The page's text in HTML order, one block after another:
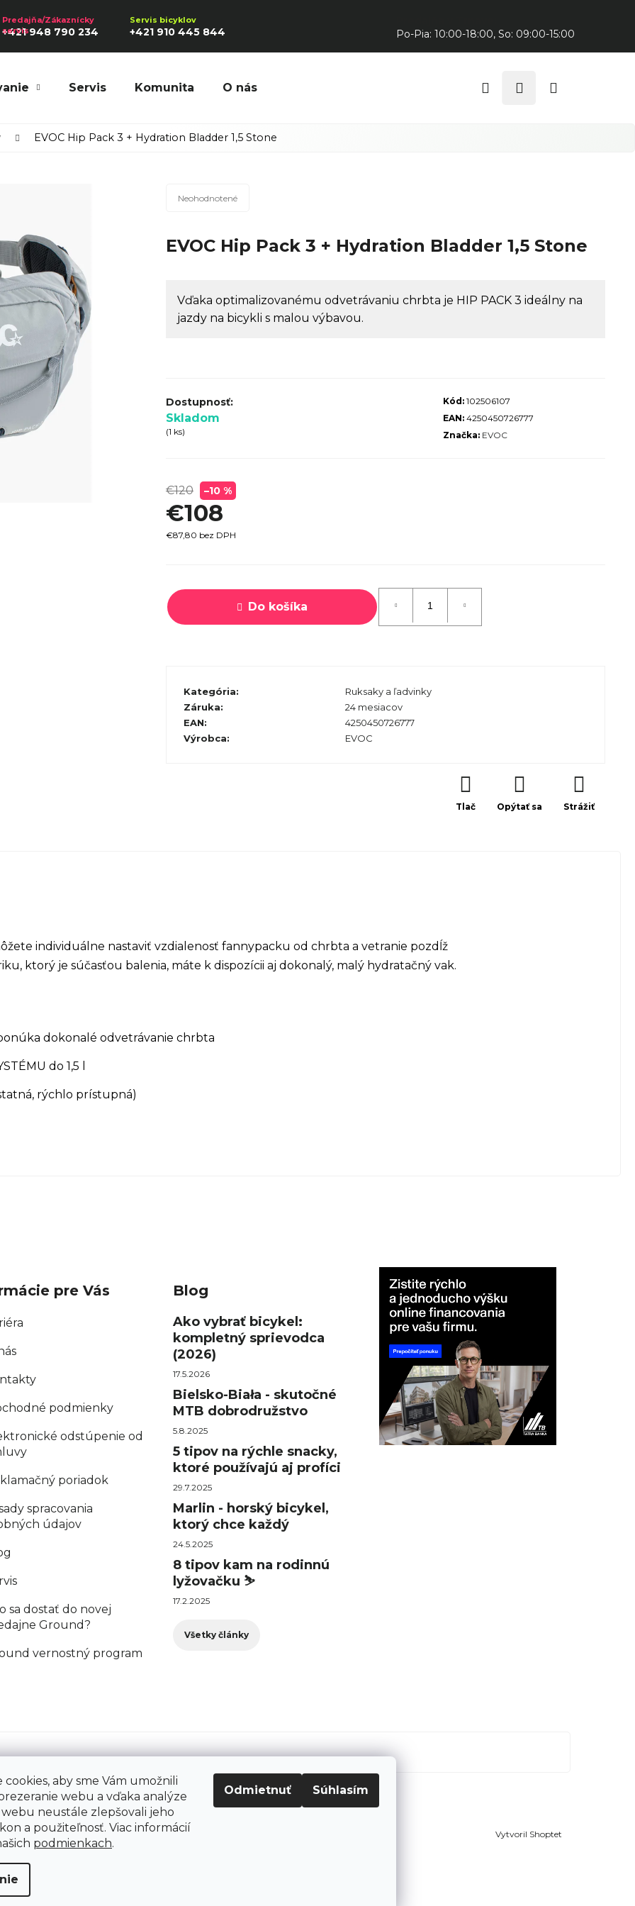
cookies, aby sme Vám umožnili
webu a vďaka analýze
neustále zlepšovali jeho
a použiteľnosť. Viac informácií
podmienkach.
Odmietnuť Súhlasím
+421 948 790 234 +421 910 445 844
Po-Pia: 10:00-18:00, So: 09:00-15:00
Servis Komunita O nás Hľadať Prihlásenie
EVOC Hip Pack 3 + Hydration Bladder 1,5 Stone
Priemerné
je
hviezdičiek.
Neohodnotené
EVOC Hip Pack 3 + Hydration Bladder 1,5 Stone
Vďaka optimalizovanému odvetrávaniu chrbta je HIP PACK 3 ideálny na
jazdy na bicykli s malou výbavou.
Skladom
(1 ks)
Kód: 102506107
Značka: EVOC
EAN: 4250450726777
€120 –10 %
€108
€87,80 bez DPH
cena:
Do košíka
Kategória:
Ruksaky a ľadvinky
Záruka:
24 mesiacov
EAN:
4250450726777
Výrobca: EVOC
Tlač Opýtať sa Strážiť
individuálne nastaviť vzdialenosť fannypacku od chrbta a vetranie pozdĺž
ktorý je súčasťou balenia, máte k dispozícii aj dokonalý, malý hydratačný vak.
dokonalé odvetrávanie chrbta
do 1,5 l
rýchlo prístupná)
TREK MARLIN 6 GEN 3 LAVA
pre Vás
podmienky
odstúpenie od
poriadok
spracovania
údajov
sa dostať do novej
Ground?
vernostný program
Blog
Ako vybrať bicykel:
kompletný sprievodca
(2026)
17.5.2026
Bielsko-Biała - skutočné
MTB dobrodružstvo
5.8.2025
5 tipov na rýchle snacky,
ktoré používajú aj profíci
29.7.2025
Marlin - horský bicykel,
ktorý chce každý
24.5.2025
8 tipov kam na rodinnú
lyžovačku ⛷️
17.2.2025
Všetky články
Vytvoril Shoptet
práva vyhradené.